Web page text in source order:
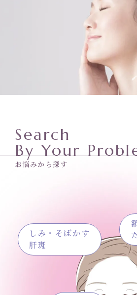
Search
By Your
お悩みから探す
しみ・そばかす
肝斑